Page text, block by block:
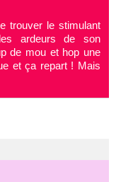
trouver le stimulant
ardeurs de son
de mou et hop une
et ça repart ! Mais